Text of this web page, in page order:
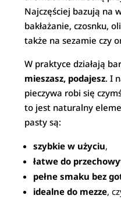
Najczęściej bazują na
bakłażanie, czosnku,
także na sezamie czy
W praktyce działają
mieszasz, podajesz. I
pieczywa robi się
to jest naturalny
pasty są:
szybkie w użyciu,
łatwe do
pełne smaku bez
idealne do mezze,